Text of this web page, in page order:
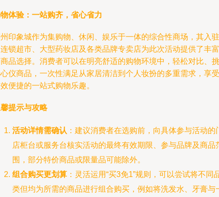
体验：一站购齐，省心省力
印象城作为集购物、休闲、娱乐于一体的综合性商场，其入驻
锁超市、大型药妆店及各类品牌专卖店为此次活动提供了丰富
品选择。消费者可以在明亮舒适的购物环境中，轻松对比、挑
仪商品，一次性满足从家居清洁到个人妆扮的多重需求，享受
便捷的一站式购物乐趣。
提示与攻略
活动详情需确认 ：建议消费者在选购前，向具体参与活动的
店柜台或服务台核实活动的最终有效期限、参与品牌及商品
围，部分特价商品或限量品可能除外。
组合购买更划算 ：灵活运用“买3免1”规则，可以尝试将不同
类但均为所需的商品进行组合购买，例如将洗发水、牙膏与